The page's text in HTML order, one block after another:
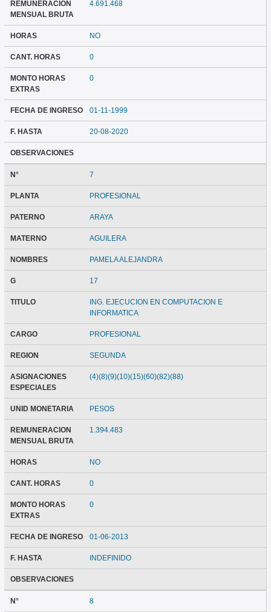
REMUNERACION
MENSUAL BRUTA
4.691.468
HORAS NO
CANT. HORAS 0
MONTO HORAS
EXTRAS
0
FECHA DE INGRESO 01-11-1999
F. HASTA 20-08-2020
OBSERVACIONES
N° 7
PLANTA PROFESIONAL
PATERNO ARAYA
MATERNO AGUILERA
NOMBRES PAMELA ALEJANDRA
G 17
TITULO
ING. EJECUCION EN COMPUTACION E
INFORMATICA
CARGO PROFESIONAL
REGION SEGUNDA
ASIGNACIONES
ESPECIALES
(4)(8)(9)(10)(15)(60)(82)(88)
UNID MONETARIA PESOS
REMUNERACION
MENSUAL BRUTA
1.394.483
HORAS NO
CANT. HORAS 0
MONTO HORAS
EXTRAS
0
FECHA DE INGRESO 01-06-2013
F. HASTA INDEFINIDO
OBSERVACIONES
N° 8